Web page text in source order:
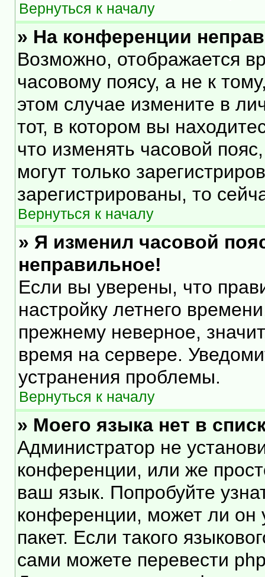
Вернуться к началу
» На конференции
Возможно, отображается
часовому поясу, а не к
этом случае измените в
тот, в котором вы
что изменять часовой
могут только
зарегистрированы, то
Вернуться к началу
» Я изменил часовой
неправильное!
Если вы уверены, что
настройку летнего
прежнему неверное,
время на сервере.
устранения проблемы.
Вернуться к началу
» Моего языка нет в
Администратор не
конференции, или же
ваш язык. Попробуйте
конференции, может ли он
пакет. Если такого
сами можете перевести